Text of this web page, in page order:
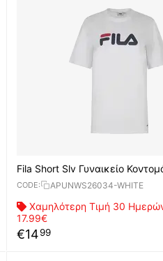
Fila Short Slv Γυναικείο
CODE: APUNWS26034-WHITE
Χαμηλότερη Τιμή 30
17.99€
€1499